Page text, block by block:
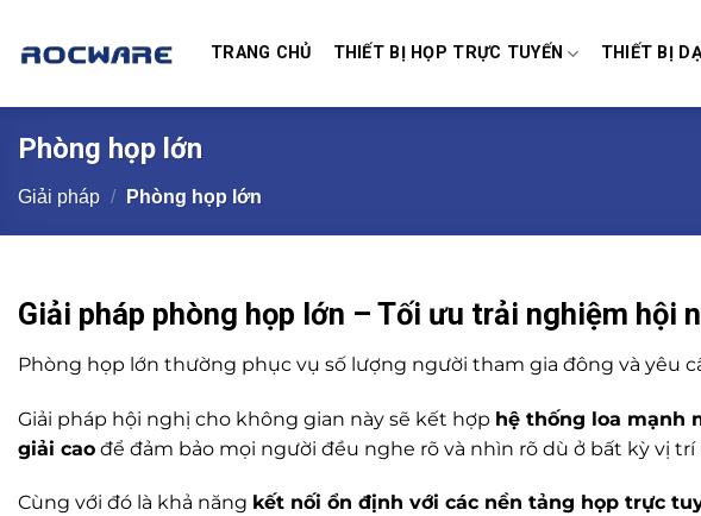
TRANG CHỦ THIẾT BỊ HỌP TRỰC TUYẾN THIẾT BỊ
Phòng họp lớn
Giải pháp / Phòng họp lớn
Giải pháp phòng họp lớn – Tối ưu trải nghiệm hội
Phòng họp lớn thường phục vụ số lượng người tham gia đông và yêu
Giải pháp hội nghị cho không gian này sẽ kết hợp hệ thống loa mạnh
giải cao để đảm bảo mọi người đều nghe rõ và nhìn rõ dù ở bất kỳ vị trí
Cùng với đó là khả năng kết nối ổn định với các nền tảng họp trực